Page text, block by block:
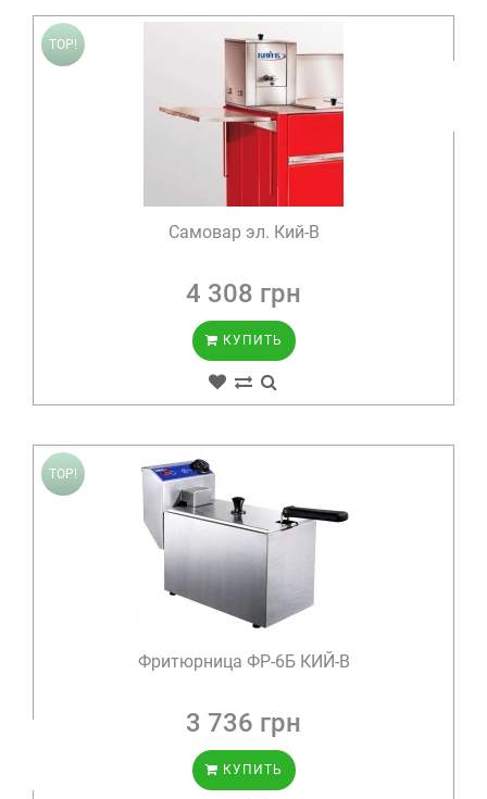
TOP!
Самовар эл. Кий-В
4 308 грн
КУПИТЬ
TOP!
Фритюрница ФР-6Б КИЙ-В
3 736 грн
КУПИТЬ